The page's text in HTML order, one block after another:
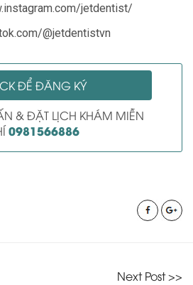
jetdentist/
@jetdentistvn
ĐỂ ĐĂNG KÝ
& ĐẶT LỊCH KHÁM MIỄN
0981566886
Next Post >>